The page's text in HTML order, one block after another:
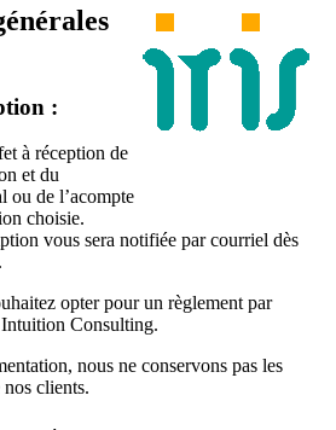
:
à réception de
et du
ou de l’acompte
choisie.
vous sera notifiée par courriel dès
opter pour un règlement par
Consulting.
nous ne conservons pas les
clients.